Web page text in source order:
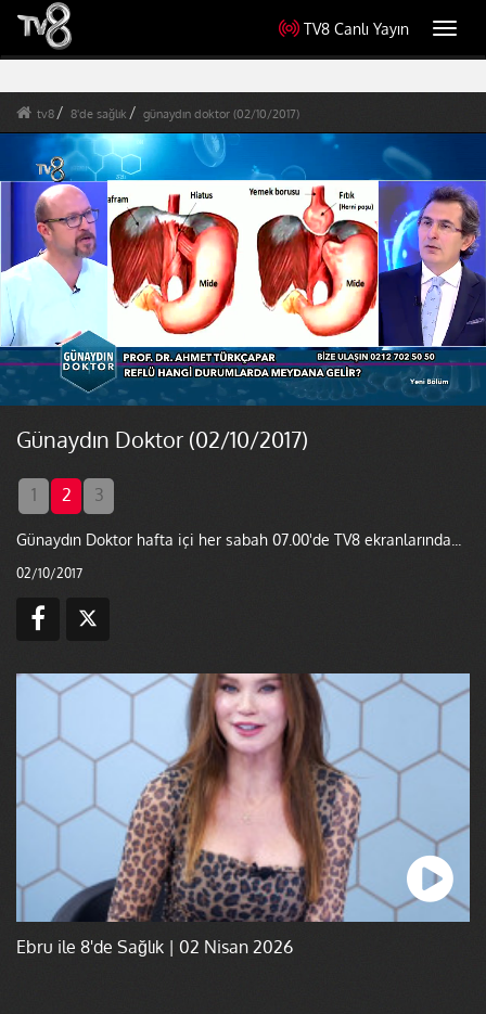
TV8 Canlı Yayın
tv8 8'de sağlık günaydın doktor (02/10/2017)
Günaydın Doktor (02/10/2017)
1 2 3
Günaydın Doktor hafta içi her sabah 07.00'de TV8 ekranlarında...
02/10/2017
Ebru ile 8'de Sağlık | 02 Nisan 2026